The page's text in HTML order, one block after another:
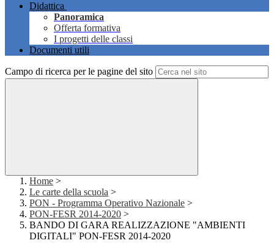
Didattica
Panoramica
Offerta formativa
I progetti delle classi
Documenti utili
Campo di ricerca per le pagine del sito
Home >
Le carte della scuola >
PON - Programma Operativo Nazionale >
PON-FESR 2014-2020 >
BANDO DI GARA REALIZZAZIONE "AMBIENTI
DIGITALI" PON-FESR 2014-2020